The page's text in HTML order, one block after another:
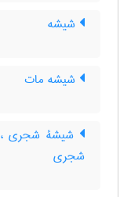
شیشه
شیشه مات
شیشۀ شجری
شجری